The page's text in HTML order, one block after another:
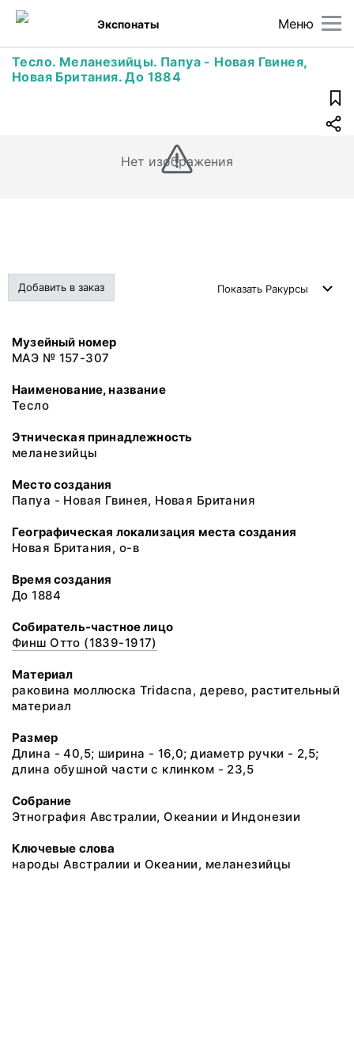
Меню
Экспонаты
Тесло. Меланезийцы. Папуа - Новая Гвинея,
Новая Британия. До 1884
Нет изображения
Добавить в заказ Показать Ракурсы
Музейный номер
МАЭ № 157-307
Наименование, название
Тесло
Этническая принадлежность
меланезийцы
Место создания
Папуа - Новая Гвинея, Новая Британия
Географическая локализация места создания
Новая Британия, о-в
Время создания
До 1884
Собиратель-частное лицо
Финш Отто (1839-1917)
Материал
раковина моллюска Tridacna, дерево, растительный
материал
Размер
Длина - 40,5; ширина - 16,0; диаметр ручки - 2,5;
длина обушной части с клинком - 23,5
Собрание
Этнография Австралии, Океании и Индонезии
Ключевые слова
народы Австралии и Океании, меланезийцы